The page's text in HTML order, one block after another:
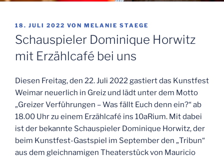
VERÖFFENTLICHT
AM
18. JULI 2022 VON MELANIE STAEGE
Schauspieler Dominique Horwitz
mit Erzählcafé bei uns
Diesen Freitag, den 22. Juli 2022 gastiert das Kunstfest
Weimar neuerlich in Greiz und lädt unter dem Motto
„Greizer Verführungen – Was fällt Euch denn ein?“ ab
18.00 Uhr zu einem Erzählcafé ins 10aRium. Mit dabei
ist der bekannte Schauspieler Dominique Horwitz, der
beim Kunstfest-Gastspiel im September den „Tribun“
aus dem gleichnamigen Theaterstück von Mauricio